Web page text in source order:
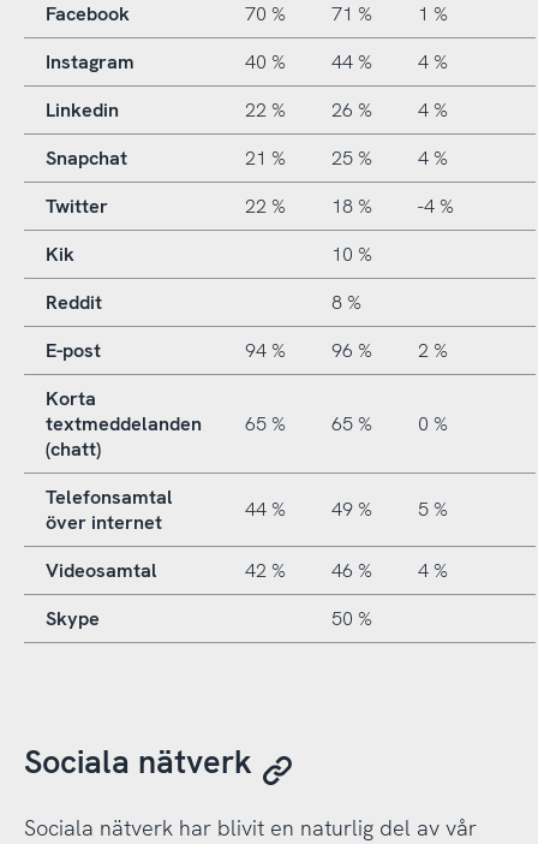
Facebook 70 % 71 %
1 %
Instagram
40 % 44 %
4 %
Linkedin
22 % 26 %
4 %
Snapchat
21 % 25 %
4 %
Twitter
22 % 18 %
-4 %
Kik
10 %
Reddit
8 %
E-post
94 % 96 %
2 %
Korta
textmeddelanden
(chatt)
65 % 65 % 0 %
Telefonsamtal
över internet
44 % 49 % 5 %
Videosamtal 42 % 46 %
4 %
Skype
50 %
Sociala nätverk
Sociala nätverk har blivit en naturlig del av vår